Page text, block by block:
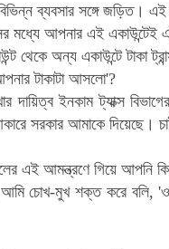
ব্যবসার সঙ্গে জড়িত। এই
মধ্যে আপনার এই
থেকে অন্য একাউন্টে টাকা
টাকাটা আসলো'?
ইনকাম ট্যাক্স
সরকার আমাকে দিয়েছে।
এই আমন্ত্রণে গিয়ে আপনি
চোখ-মুখ শক্ত করে বলি,